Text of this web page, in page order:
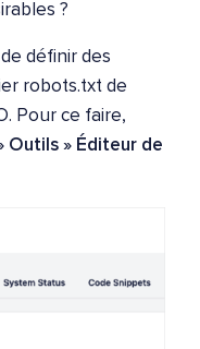
?
définir des
robots.txt de
Pour ce faire,
Outils » Éditeur de